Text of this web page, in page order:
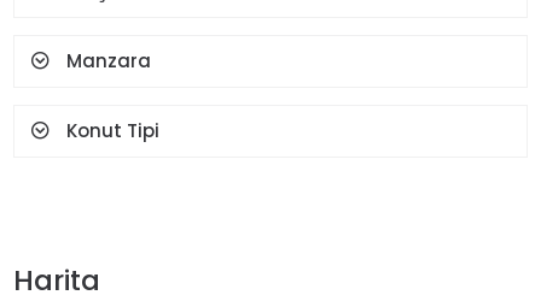
Manzara
Konut Tipi
Harita